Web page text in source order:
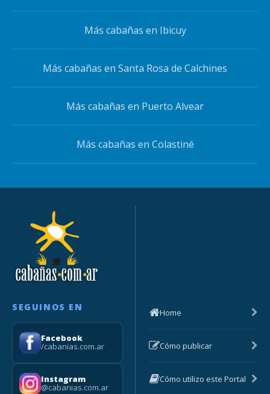
Más cabañas en Ibicuy
Más cabañas en Santa Rosa de Calchines
Más cabañas en Puerto Alvear
Más cabañas en Colastiné
SEGUINOS EN
Facebook
/cabanias.com.ar
Instagram
@cabanias.com.ar
Home
Cómo publicar
Cómo utilizo este Portal